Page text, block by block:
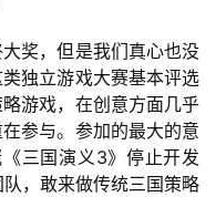
奖，但是我们真心也没
独立游戏大赛基本评选
游戏，在创意方面几乎
参与。参加的最大的意
三国演义3》停止开发
，敢来做传统三国策略